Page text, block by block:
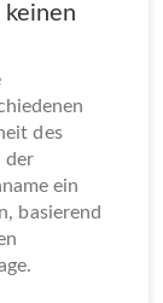
des
der
ein
basierend